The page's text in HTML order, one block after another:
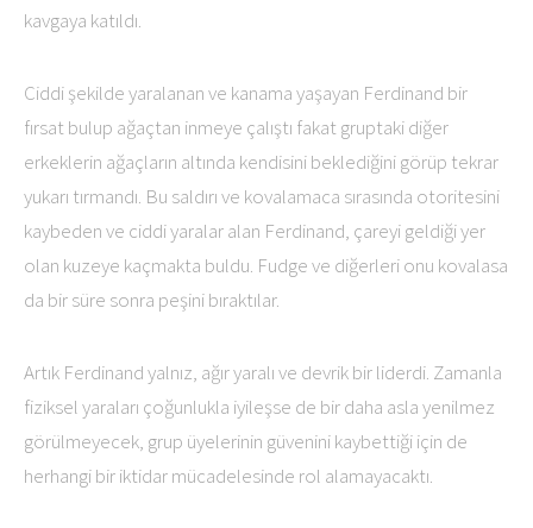
kavgaya katıldı.
Ciddi şekilde yaralanan ve kanama yaşayan Ferdinand bir
fırsat bulup ağaçtan inmeye çalıştı fakat gruptaki diğer
erkeklerin ağaçların altında kendisini beklediğini görüp tekrar
yukarı tırmandı. Bu saldırı ve kovalamaca sırasında otoritesini
kaybeden ve ciddi yaralar alan Ferdinand, çareyi geldiği yer
olan kuzeye kaçmakta buldu. Fudge ve diğerleri onu kovalasa
da bir süre sonra peşini bıraktılar.
Artık Ferdinand yalnız, ağır yaralı ve devrik bir liderdi. Zamanla
fiziksel yaraları çoğunlukla iyileşse de bir daha asla yenilmez
görülmeyecek, grup üyelerinin güvenini kaybettiği için de
herhangi bir iktidar mücadelesinde rol alamayacaktı.